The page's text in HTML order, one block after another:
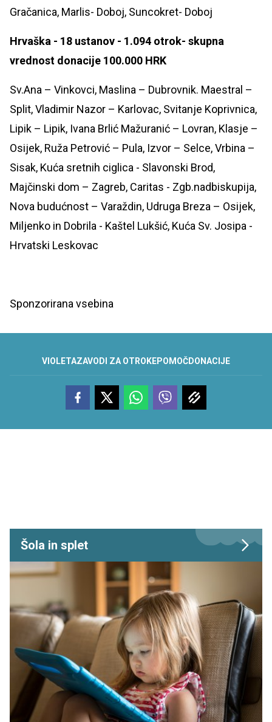
Gračanica, Marlis- Doboj, Suncokret- Doboj
Hrvaška - 18 ustanov - 1.094 otrok- skupna
vrednost donacije 100.000 HRK
Sv.Ana – Vinkovci, Maslina – Dubrovnik. Maestral –
Split, Vladimir Nazor – Karlovac, Svitanje Koprivnica,
Lipik – Lipik, Ivana Brlić Mažuranić – Lovran, Klasje –
Osijek, Ruža Petrović – Pula, Izvor – Selce, Vrbina –
Sisak, Kuća sretnih ciglica - Slavonski Brod,
Majčinski dom – Zagreb, Caritas - Zgb.nadbiskupija,
Nova budućnost – Varaždin, Udruga Breza – Osijek,
Miljenko in Dobrila - Kaštel Lukšić, Kuća Sv. Josipa -
Hrvatski Leskovac
Sponzorirana vsebina
VIOLETAZAVODI ZA OTROKEPOMOČDONACIJE
Šola in splet